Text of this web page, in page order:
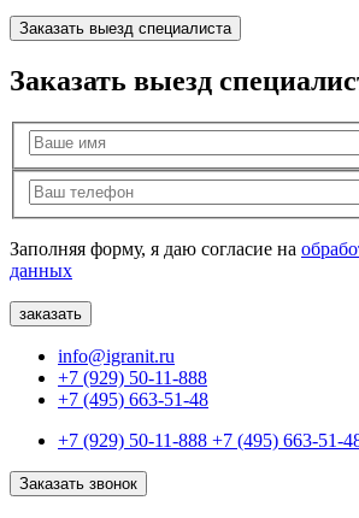
Заказать выезд специалиста
Заказать выезд
Заполняя форму, я даю согласие на
данных
info@igranit.ru
+7 (929) 50-11-888
+7 (495) 663-51-48
+7 (929) 50-11-888 +7 (495) 663-51-
Заказать звонок